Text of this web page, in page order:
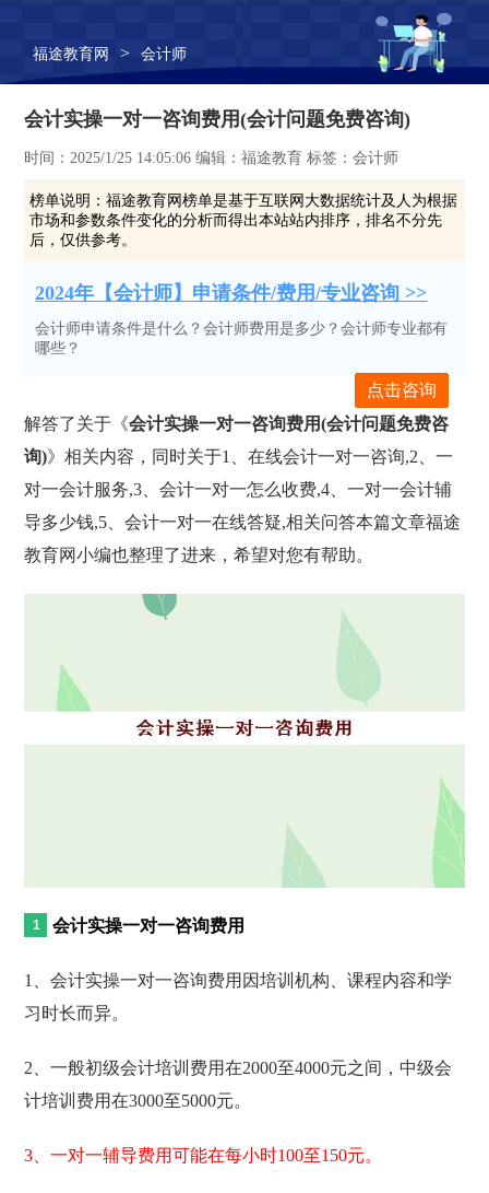
福途教育网 > 会计师
会计实操一对一咨询费用(会计问题免费咨询)
时间：2025/1/25 14:05:06 编辑：福途教育 标签：会计师
榜单说明：福途教育网榜单是基于互联网大数据统计及人为根据
市场和参数条件变化的分析而得出本站站内排序，排名不分先
后，仅供参考。
2024年【会计师】申请条件/费用/专业咨询 >>
会计师申请条件是什么？会计师费用是多少？会计师专业都有
哪些？
点击咨询
解答了关于《会计实操一对一咨询费用(会计问题免费咨
询)》相关内容，同时关于1、在线会计一对一咨询,2、一
对一会计服务,3、会计一对一怎么收费,4、一对一会计辅
导多少钱,5、会计一对一在线答疑,相关问答本篇文章福途
教育网小编也整理了进来，希望对您有帮助。
会计实操一对一咨询费用
1、会计实操一对一咨询费用因培训机构、课程内容和学
习时长而异。
2、一般初级会计培训费用在2000至4000元之间，中级会
计培训费用在3000至5000元。
3、一对一辅导费用可能在每小时100至150元。